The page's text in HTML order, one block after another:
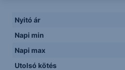
Nyitó ár
Napi min
Napi max
Utolsó kötés